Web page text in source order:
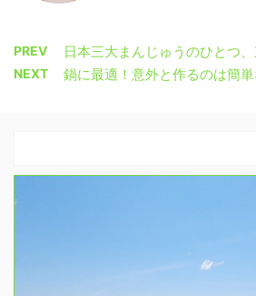
PREV 日本三大まんじゅうのひとつ
NEXT 鍋に最適！意外と作るのは簡単